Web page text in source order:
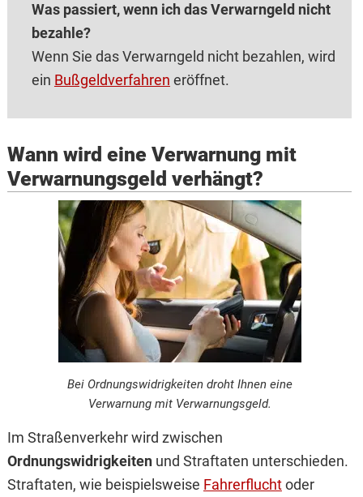
Was passiert, wenn ich das Verwarngeld nicht
bezahle?
Wenn Sie das Verwarngeld nicht bezahlen, wird
ein Bußgeldverfahren eröffnet.
Wann wird eine Verwarnung mit
Verwarnungsgeld verhängt?
Bei Ordnungswidrigkeiten droht Ihnen eine
Verwarnung mit Verwarnungsgeld.
Im Straßenverkehr wird zwischen
Ordnungswidrigkeitenund Straftaten unterschieden.
Straftaten, wie beispielsweise Fahrerfluchtoder